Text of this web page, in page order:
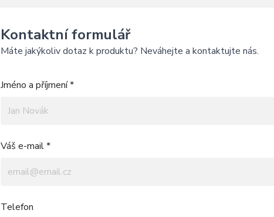
Kontaktní formulář
Máte jakýkoliv dotaz k produktu? Neváhejte a kontaktujte nás.
Jméno a příjmení *
Váš e-mail *
Telefon